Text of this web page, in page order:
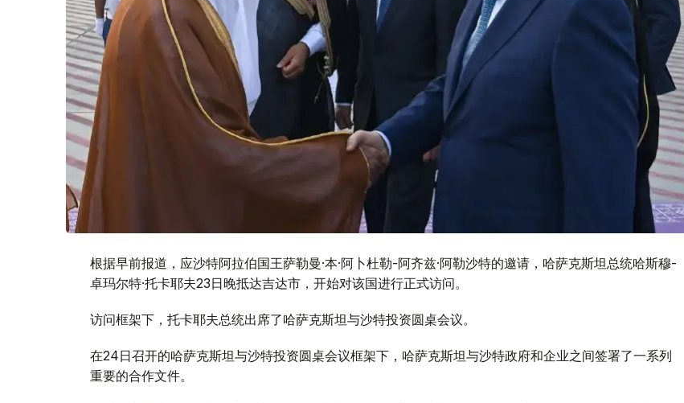
根据早前报道，应沙特阿拉伯国王萨勒曼·本·阿卜杜勒-阿齐兹·阿勒沙特的邀请，哈萨克斯坦总统哈斯穆-
卓玛尔特·托卡耶夫23日晚抵达吉达市，开始对该国进行正式访问。
访问框架下，托卡耶夫总统出席了哈萨克斯坦与沙特投资圆桌会议。
在24日召开的哈萨克斯坦与沙特投资圆桌会议框架下，哈萨克斯坦与沙特政府和企业之间签署了一系列
重要的合作文件。